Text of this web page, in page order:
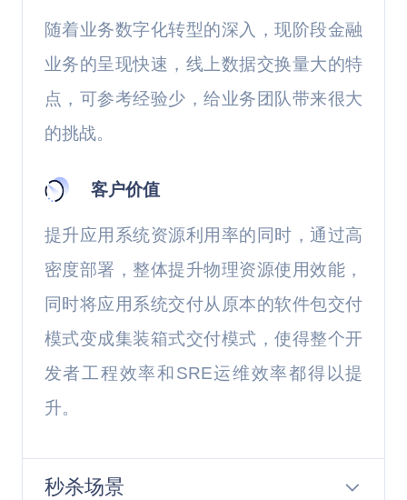
随着业务数字化转型的深入，现阶段金融
业务的呈现快速，线上数据交换量大的特
点，可参考经验少，给业务团队带来很大
的挑战。
客户价值
提升应用系统资源利用率的同时，通过高
密度部署，整体提升物理资源使用效能，
同时将应用系统交付从原本的软件包交付
模式变成集装箱式交付模式，使得整个开
发者工程效率和SRE运维效率都得以提
升。
秒杀场景